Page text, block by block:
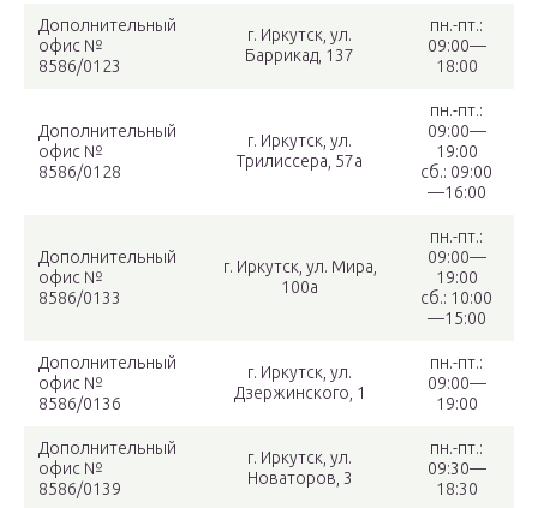
Дополнительный
офис №
8586/0123
г. Иркутск, ул.
Баррикад, 137
пн.-пт.:
09:00—
18:00
Дополнительный
офис №
8586/0128
г. Иркутск, ул.
Трилиссера, 57а
пн.-пт.:
09:00—
19:00
сб.: 09:00
—16:00
Дополнительный
офис №
8586/0133
г. Иркутск, ул. Мира,
100а
пн.-пт.:
09:00—
19:00
сб.: 10:00
—15:00
Дополнительный
офис №
8586/0136
г. Иркутск, ул.
Дзержинского, 1
пн.-пт.:
09:00—
19:00
Дополнительный
офис №
8586/0139
г. Иркутск, ул.
Новаторов, 3
пн.-пт.:
09:30—
18:30